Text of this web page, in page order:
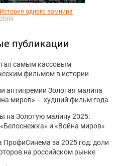
История одного вампира
2009
публикации
самым кассовым
фильмом в истории
антипремии Золотая малина
миров» — худший фильм года
на Золотую малину 2025:
и «Война миров»
ПрофиСинема за 2025 год: доли
на российском рынке